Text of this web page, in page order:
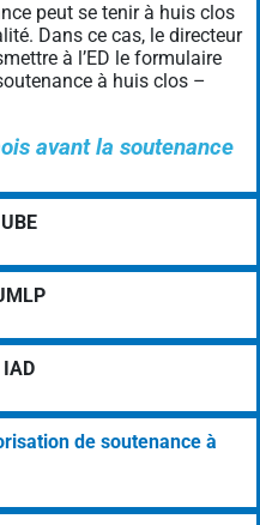
peut se tenir à huis clos
Dans ce cas, le directeur
à l’ED le formulaire
à huis clos –
avant la soutenance
IAD
de soutenance à